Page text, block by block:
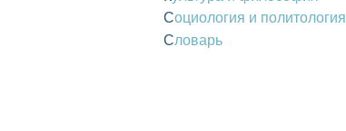
Социология и политология
Словарь